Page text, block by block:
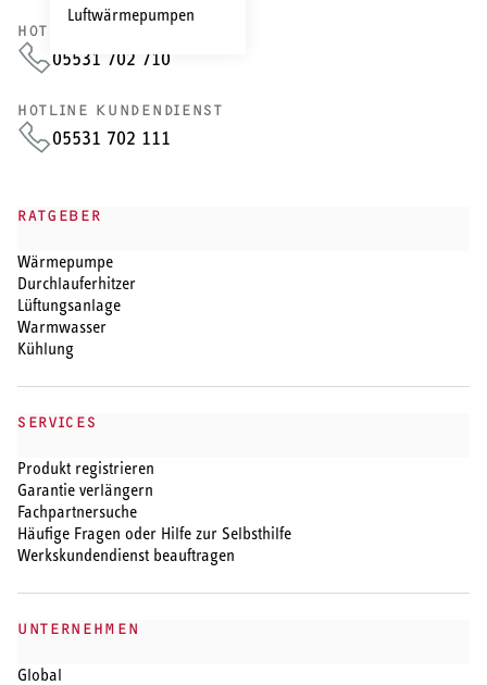
Luftwärmepumpen
HOTLINE VERTRIEB
05531 702 710
HOTLINE KUNDENDIENST
05531 702 111
RATGEBER
Wärmepumpe
Durchlauferhitzer
Lüftungsanlage
Warmwasser
Kühlung
SERVICES
Produkt registrieren
Garantie verlängern
Fachpartnersuche
Häufige Fragen oder Hilfe zur Selbsthilfe
Werkskundendienst beauftragen
UNTERNEHMEN
Global